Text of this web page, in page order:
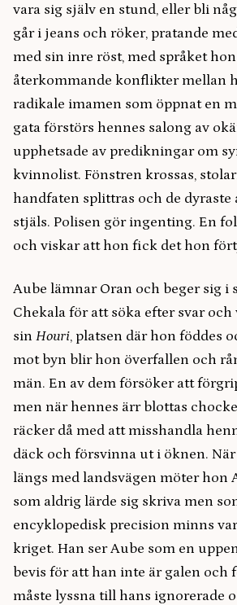
vara sig själv en stund, eller bli
går i jeans och röker, pratande
med sin inre röst, med språket
återkommande konflikter mellan
radikale imamen som öppnat en
gata förstörs hennes salong av
upphetsade av predikningar om
kvinnolist. Fönstren krossas,
handfaten splittras och de dyraste
stjäls. Polisen gör ingenting. En
och viskar att hon fick det hon
Aube lämnar Oran och beger sig i
Chekala för att söka efter svar och
sin Houri, platsen där hon föddes
mot byn blir hon överfallen och
män. En av dem försöker att
men när hennes ärr blottas
räcker då med att misshandla
däck och försvinna ut i öknen.
längs med landsvägen möter hon
som aldrig lärde sig skriva men
encyklopedisk precision minns
kriget. Han ser Aube som en
bevis för att han inte är galen och
måste lyssna till hans ignorerade